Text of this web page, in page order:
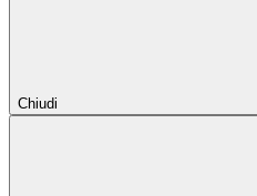
Chiudi